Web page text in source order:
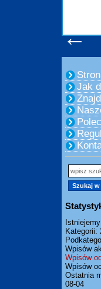
←
Jak
Kategorii:
Wpisów
Wpisów
Wpisów
Ostatnia
08-04